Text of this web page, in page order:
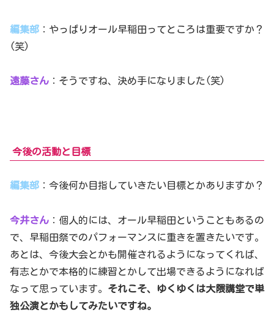
編集部 ：やっぱりオール早稲田ってところは重要ですか？
(笑)
遠藤さん ：そうですね、決め手になりました(笑)
今後の活動と目標
編集部 ：今後何か目指していきたい目標とかありますか？
今井さん ：個人的には、オール早稲田ということもあるの
で、早稲田祭でのパフォーマンスに重きを置きたいです。
あとは、今後大会とかも開催されるようになってくれば、
有志とかで本格的に練習とかして出場できるようになれば
なって思っています。 それこそ、ゆくゆくは大隈講堂で単
独公演とかもしてみたいですね。